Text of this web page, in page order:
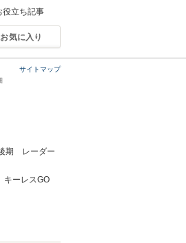
役立ち記事
お気に入り
サイトマップ
期 レーダー
ーレスGO